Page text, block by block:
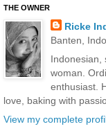
THE OWNER
Ricke
Banten,
Indonesian,
woman.
enthusiast.
love, baking with
View my complete